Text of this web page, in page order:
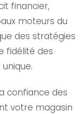
financier,
moteurs du
des stratégies
fidélité des
confiance des
votre magasin